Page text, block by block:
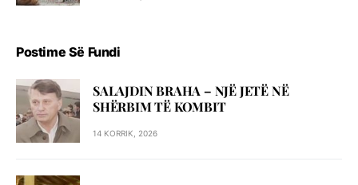
Postime Së Fundi
SALAJDIN BRAHA – NJЁ JETЁ NЁ
SHЁRBIM TЁ KOMBIT
14 KORRIK, 2026